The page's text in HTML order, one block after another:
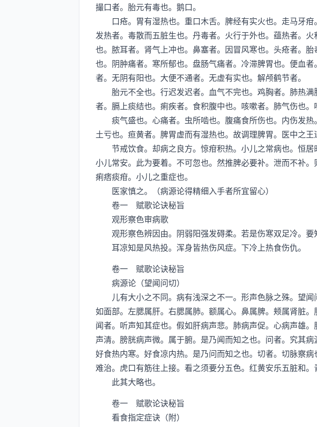
撮口者。胎元有毒也。鹅口。
口疮。胃有湿热也。重口木舌。脾经有实火也。走马牙疳
发热者。毒散而五脏生也。丹毒者。火行于外也。蕴热者。
也。脓耳者。肾气上冲也。鼻塞者。因冒风寒也。头疮者。
也。阴肿痛者。寒所郁也。盘肠气痛者。冷滞脾胃也。便血
者。无阴有阳也。大便不通者。无虚有实也。解颅鹤节者。
胎元不全也。行迟发迟者。血气不完也。鸡胸者。肺热满
者。膈上痰结也。痢疾者。食积腹中也。咳嗽者。肺气伤也。
痰气盛也。心痛者。虫所啮也。腹痛食所伤也。内伤发热
土亏也。疸黄者。脾胃虚而有湿热也。故调理脾胃。医中之王
节戒饮食。却病之良方。惊疳积热。小儿之常病也。恒居
小儿常安。此为要着。不可忽也。然推脾必要补。泄而不补
痢痞痰疳。小儿之重症也。
医家慎之。（病源论得精细入手者所宜留心）
卷一 赋歌论诀秘旨
观形察色审病歌
观形察色辨因由。阴弱阳强发碍柔。若是伤寒双足冷。要
耳凉知是风热投。浑身皆热伤风症。下冷上热食伤仇。
卷一 赋歌论诀秘旨
病源论（望闻问切）
儿有大小之不同。病有浅深之不一。形声色脉之殊。望闻
如面部。左腮属肝。右腮属肺。额属心。鼻属脾。颊属肾脏
闻者。听声知其症也。假如肝病声悲。肺病声促。心病声雄
声清。膀胱病声微。属于腑。是乃闻而知之也。问者。究其
好食热内寒。好食凉内热。是乃问而知之也。切者。切脉察
难治。虎口有筋往上接。看之须要分五色。红黄安乐五脏和。
此其大略也。
卷一 赋歌论诀秘旨
看食指定症诀（附）